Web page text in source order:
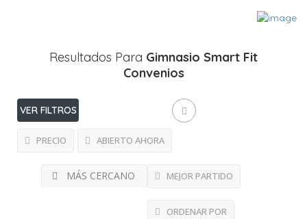
Resultados Para Gimnasio Smart Fit
Convenios
VER FILTROS
PRECIO ABIERTO AHORA
MÁS CERCANO MEJOR PARTIDO
ORDENAR POR